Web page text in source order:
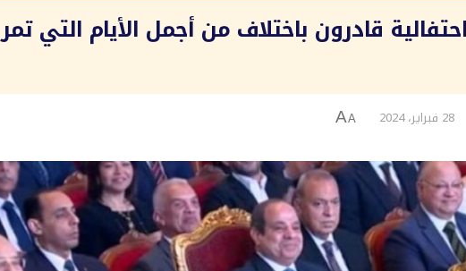
قادرون باختلاف من أجمل الأيام التي تمر
28 فبراير، 2024 A
A